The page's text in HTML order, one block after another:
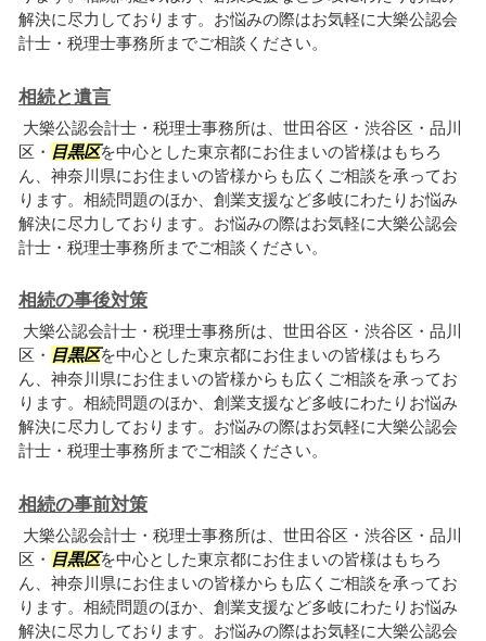
解決に尽力しております。お悩みの際はお気軽に大樂公認会
計士・税理士事務所までご相談ください。
相続と遺言
大樂公認会計士・税理士事務所は、世田谷区・渋谷区・品川
区・ 目黒区を中心とした東京都にお住まいの皆様はもちろ
ん、神奈川県にお住まいの皆様からも広くご相談を承ってお
ります。相続問題のほか、創業支援など多岐にわたりお悩み
解決に尽力しております。お悩みの際はお気軽に大樂公認会
計士・税理士事務所までご相談ください。
相続の事後対策
大樂公認会計士・税理士事務所は、世田谷区・渋谷区・品川
区・ 目黒区を中心とした東京都にお住まいの皆様はもちろ
ん、神奈川県にお住まいの皆様からも広くご相談を承ってお
ります。相続問題のほか、創業支援など多岐にわたりお悩み
解決に尽力しております。お悩みの際はお気軽に大樂公認会
計士・税理士事務所までご相談ください。
相続の事前対策
大樂公認会計士・税理士事務所は、世田谷区・渋谷区・品川
区・ 目黒区を中心とした東京都にお住まいの皆様はもちろ
ん、神奈川県にお住まいの皆様からも広くご相談を承ってお
ります。相続問題のほか、創業支援など多岐にわたりお悩み
解決に尽力しております。お悩みの際はお気軽に大樂公認会